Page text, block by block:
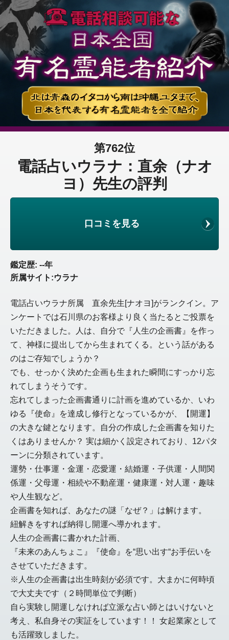
第762位
電話占いウラナ：直余（ナオ
ヨ）先生の評判
口コミを見る
鑑定歴: --年
所属サイト:ウラナ
電話占いウラナ所属 直余先生[ナオヨ]がランクイン。ア
ンケートでは石川県のお客様より良く当たるとご投票を
いただきました。人は、自分で『人生の企画書』を作っ
て、神様に提出してから生まれてくる。という話がある
のはご存知でしょうか？
でも、せっかく決めた企画も生まれた瞬間にすっかり忘
れてしまうそうです。
忘れてしまった企画書通りに計画を進めているか、いわ
ゆる『使命』を達成し修行となっているかが、【開運】
の大きな鍵となります。自分の作成した企画書を知りた
くはありませんか？ 実は細かく設定されており、12パタ
ーンに分類されています。
運勢・仕事運・金運・恋愛運・結婚運・子供運・人間関
係運・父母運・相続や不動産運・健康運・対人運・趣味
や人生観など。
企画書を知れば、あなたの謎「なぜ？」は解けます。
紐解きをすれば納得し開運へ導かれます。
人生の企画書に書かれた計画、
『未来のあんちょこ』『使命』を“思い出す“お手伝いを
させていただきます。
※人生の企画書は出生時刻が必須です。大まかに何時頃
で大丈夫です（２時間単位で判断）
自ら実験し開運しなければ立派な占い師とはいけないと
考え、私自身その実証をしています！！ 女起業家として
も活躍致しました。